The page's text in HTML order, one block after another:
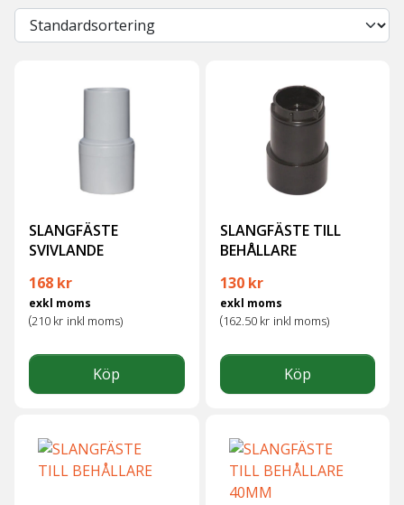
SLANGFÄSTE
SVIVLANDE
168 kr
exkl moms
(210 kr inkl moms)
Köp
SLANGFÄSTE TILL
BEHÅLLARE
130 kr
exkl moms
(162.50 kr inkl moms)
Köp